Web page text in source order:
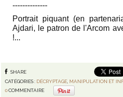
‐-‐-----------
Portrait piquant (en
Ajdari, le patron de l'Arcom
!...
SHARE
CATÉGORIES : DÉCRYPTAGE MANIPULATION ET
0COMMENTAIRE